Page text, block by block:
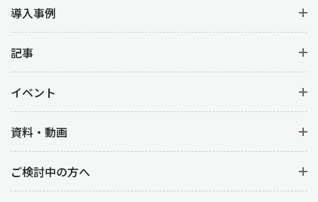
導入事例
記事
イベント
資料・動画
ご検討中の方へ